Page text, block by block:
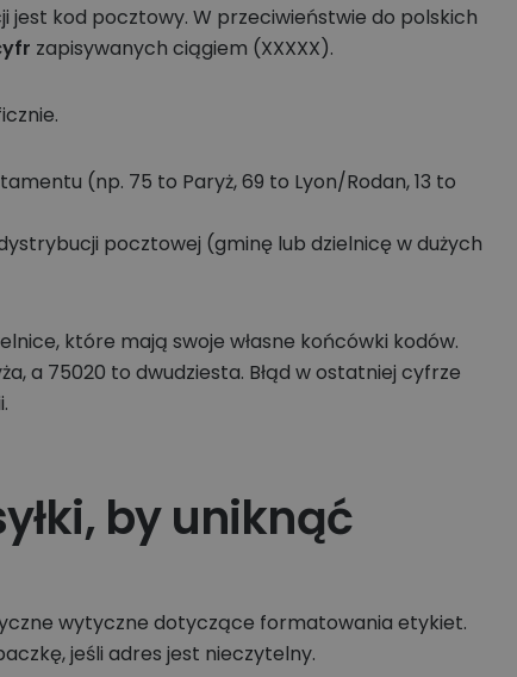
kod pocztowy. W przeciwieństwie do polskich
zapisywanych ciągiem (XXXXX).
(np. 75 to Paryż, 69 to Lyon/Rodan, 13 to
pocztowej (gminę lub dzielnicę w dużych
które mają swoje własne końcówki kodów.
a 75020 to dwudziesta. Błąd w ostatniej cyfrze
by uniknąć
wytyczne dotyczące formatowania etykiet.
jeśli adres jest nieczytelny.